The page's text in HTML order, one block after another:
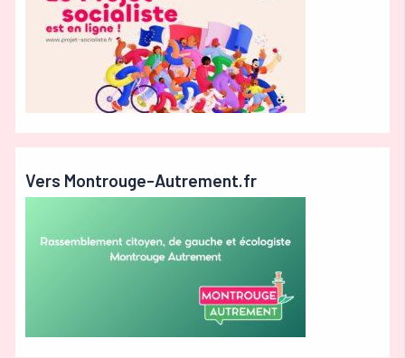
Vers Montrouge-Autrement.fr